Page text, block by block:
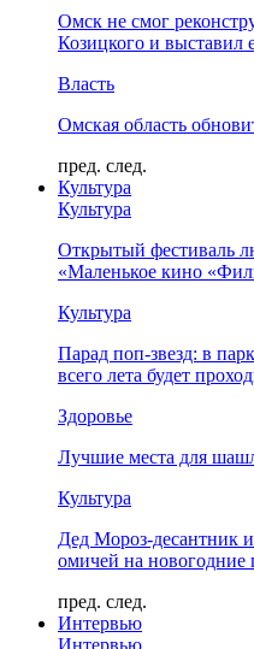
Омск не смог
Козицкого и выставил
Власть
Омская область
пред. след.
Культура
Культура
Открытый фестиваль
«Маленькое кино
Культура
Парад поп-звезд: в
всего лета будет
Здоровье
Лучшие места для
Культура
Дед Мороз-десантник
омичей на новогодние
пред. след.
Интервью
Интервью